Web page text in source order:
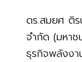
ดร.สมยศ ติร
จำกัด (มหาช
ธุรกิจพลังง